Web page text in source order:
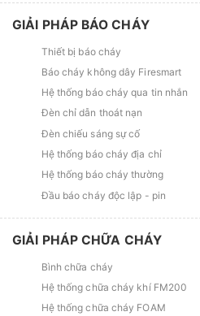
GIẢI PHÁP BÁO CHÁY
Thiết bị báo cháy
Báo cháy không dây Firesmart
Hệ thống báo cháy qua tin nhắn
Đèn chỉ dẫn thoát nạn
Đèn chiếu sáng sự cố
Hệ thống báo cháy địa chỉ
Hệ thống báo cháy thường
Đầu báo cháy độc lập - pin
GIẢI PHÁP CHỮA CHÁY
Bình chữa cháy
Hệ thống chữa cháy khí FM200
Hệ thống chữa cháy FOAM